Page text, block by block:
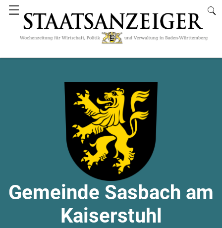
☰
Gemeinde Sasbach am
Kaiserstuhl